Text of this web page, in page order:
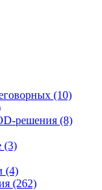
(10)
решения (8)
(3)
(4)
(262)